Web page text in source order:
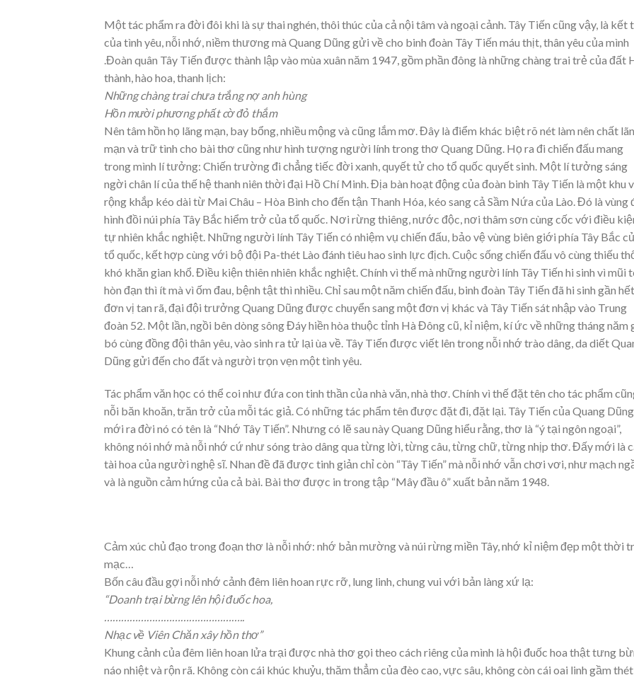
Một tác phẩm ra đời đôi khi là sự thai nghén, thôi thúc của cả nội tâm và ngoại cảnh. Tây Tiến cũng vậy, là kết
của tình yêu, nỗi nhớ, niềm thương mà Quang Dũng gửi về cho binh đoàn Tây Tiến máu thịt, thân yêu của mình
.Đoàn quân Tây Tiến được thành lập vào mùa xuân năm 1947, gồm phần đông là những chàng trai trẻ của đất
thành, hào hoa, thanh lịch:
Những chàng trai chưa trắng nợ anh hùng
Hồn mười phương phất cờ đỏ thắm
Nên tâm hồn họ lãng mạn, bay bổng, nhiều mộng và cũng lắm mơ. Đây là điểm khác biệt rõ nét làm nên chất
mạn và trữ tình cho bài thơ cũng như hình tượng người lính trong thơ Quang Dũng. Họ ra đi chiến đấu mang
trong mình lí tưởng: Chiến trường đi chẳng tiếc đời xanh, quyết tử cho tổ quốc quyết sinh. Một lí tưởng sáng
ngời chân lí của thế hệ thanh niên thời đại Hồ Chí Minh. Địa bàn hoạt động của đoàn binh Tây Tiến là một khu
rộng khắp kéo dài từ Mai Châu – Hòa Bình cho đến tận Thanh Hóa, kéo sang cả Sầm Nứa của Lào. Đó là vùng
hình đồi núi phía Tây Bắc hiểm trở của tổ quốc. Nơi rừng thiêng, nước độc, nơi thâm sơn cùng cốc với điều
tự nhiên khắc nghiệt. Những người lính Tây Tiến có nhiệm vụ chiến đấu, bảo vệ vùng biên giới phía Tây Bắc
tổ quốc, kết hợp cùng với bộ đội Pa-thét Lào đánh tiêu hao sinh lực địch. Cuộc sống chiến đấu vô cùng thiếu
khó khăn gian khổ. Điều kiện thiên nhiên khắc nghiệt. Chính vì thế mà những người lính Tây Tiến hi sinh vì mũi
hòn đạn thì ít mà vì ốm đau, bệnh tật thì nhiều. Chỉ sau một năm chiến đấu, binh đoàn Tây Tiến đã hi sinh gần
đơn vị tan rã, đại đội trưởng Quang Dũng được chuyển sang một đơn vị khác và Tây Tiến sát nhập vào Trung
đoàn 52. Một lần, ngồi bên dòng sông Đáy hiền hòa thuộc tỉnh Hà Đông cũ, kỉ niệm, kí ức về những tháng năm
bó cùng đồng đội thân yêu, vào sinh ra tử lại ùa về. Tây Tiến được viết lên trong nỗi nhớ trào dâng, da diết
Dũng gửi đến cho đất và người trọn vẹn một tình yêu.
Tác phẩm văn học có thể coi như đứa con tinh thần của nhà văn, nhà thơ. Chính vì thế đặt tên cho tác phẩm
nỗi băn khoăn, trăn trở của mỗi tác giả. Có những tác phẩm tên được đặt đi, đặt lại. Tây Tiến của Quang Dũng
mới ra đời nó có tên là “Nhớ Tây Tiến”. Nhưng có lẽ sau này Quang Dũng hiểu rằng, thơ là “ý tại ngôn ngoại”,
không nói nhớ mà nỗi nhớ cứ như sóng trào dâng qua từng lời, từng câu, từng chữ, từng nhịp thơ. Đấy mới là
tài hoa của người nghệ sĩ. Nhan đề đã được tinh giản chỉ còn “Tây Tiến” mà nỗi nhớ vẫn chơi vơi, như mạch
và là nguồn cảm hứng của cả bài. Bài thơ được in trong tập “Mây đầu ô” xuất bản năm 1948.
Cảm xúc chủ đạo trong đoạn thơ là nỗi nhớ: nhớ bản mường và núi rừng miền Tây, nhớ kỉ niệm đẹp một thời
mạc…
Bốn câu đầu gợi nỗi nhớ cảnh đêm liên hoan rực rỡ, lung linh, chung vui với bản làng xứ lạ:
“Doanh trại bừng lên hội đuốc hoa,
…………………………………………..
Nhạc về Viên Chăn xây hồn thơ”
Khung cảnh của đêm liên hoan lửa trại được nhà thơ gọi theo cách riêng của mình là hội đuốc hoa thật tưng
náo nhiệt và rộn rã. Không còn cái khúc khuỷu, thăm thẳm của đèo cao, vực sâu, không còn cái oai linh gầm thét